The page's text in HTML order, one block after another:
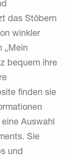
das Stöbern
winkler
„Mein
bequem ihre
finden sie
Auswahl
Sie
und